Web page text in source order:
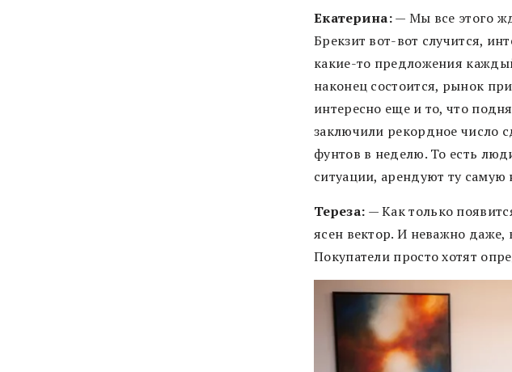
Екатерина:— Мы все этого
Брекзит вот-вот случится,
какие-то предложения
наконец состоится, рынок
интересно еще и то, что
заключили рекордное число
фунтов в неделю. То есть
ситуации, арендуют ту
Тереза: — Как только
ясен вектор. И неважно
Покупатели просто хотят